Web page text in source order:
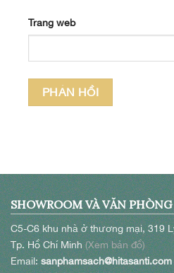
Trang web
SHOWROOM VÀ VĂN PHÒNG
C5-C6 khu nhà ở thương mại, 319
Tp. Hồ Chí Minh(Xem bản đồ)
Email:sanphamsach@hitasanti.com